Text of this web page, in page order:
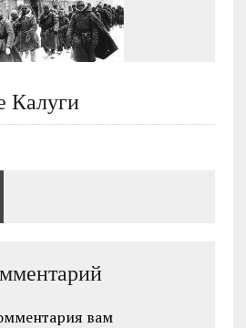
Калуги
вам